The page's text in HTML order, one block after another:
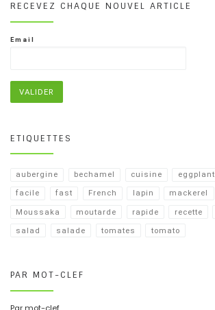
RECEVEZ CHAQUE NOUVEL ARTICLE
Email
ETIQUETTES
aubergine bechamel cuisine eggplant
facile
fast French lapin mackerel
Moussaka
moutarde rapide recette
salad
salade tomates tomato
PAR MOT-CLEF
Par mot-clef